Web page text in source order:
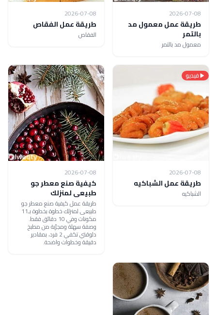
2026-07-08
طريقة عمل معمول مد
بالتمر
معمول مد بالتمر
2026-07-08
طريقة عمل الفقاص
الفقاص
فيديو
2026-07-08
طريقة عمل الشباكيه
الشباكيه
2026-07-08
كيفية صنع معطر جو
طبيعى لمنزلك
طريقة عمل كيفية صنع معطر جو
طبيعى لمنزلك خطوة بخطوة بـ11
مكونات وفي 10 دقائق فقط.
وصفة سهلة ومجرّبة من مطبخ
دلوقتي تكفي 2 فرد، بمقادير
دقيقة وخطوات واضحة.